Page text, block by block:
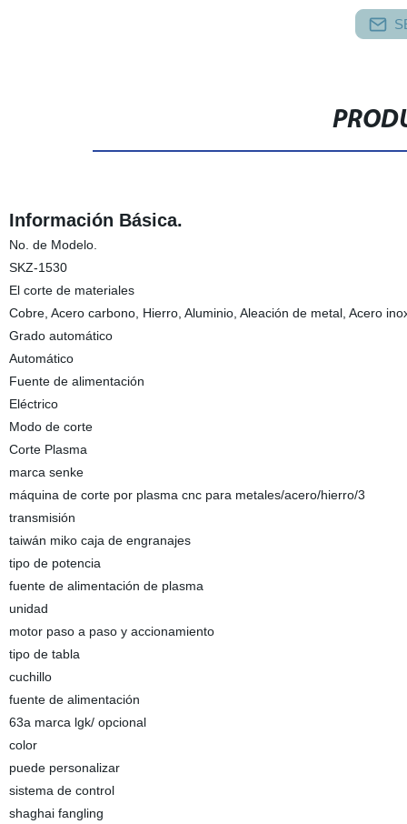
Información Básica.
No. de Modelo.
SKZ-1530
El corte de materiales
Cobre, Acero carbono, Hierro, Aluminio, Aleación de metal, Acero
Grado automático
Automático
Fuente de alimentación
Eléctrico
Modo de corte
Corte Plasma
marca senke
máquina de corte por plasma cnc para metales/acero/hierro/3
transmisión
taiwán miko caja de engranajes
tipo de potencia
fuente de alimentación de plasma
unidad
motor paso a paso y accionamiento
tipo de tabla
cuchillo
fuente de alimentación
63a marca lgk/ opcional
color
puede personalizar
sistema de control
shaghai fangling